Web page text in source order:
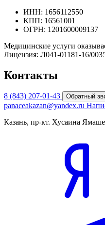
ИНН: 1656112550
КПП: 16561001
ОГРН: 1201600009137
Медицинские услуги
Лицензия: Л041-01181-16/
Контакты
8 (843) 207-01-43 Обратный
panaceakazan@yandex.ru
Казань, пр-кт. Хусаина